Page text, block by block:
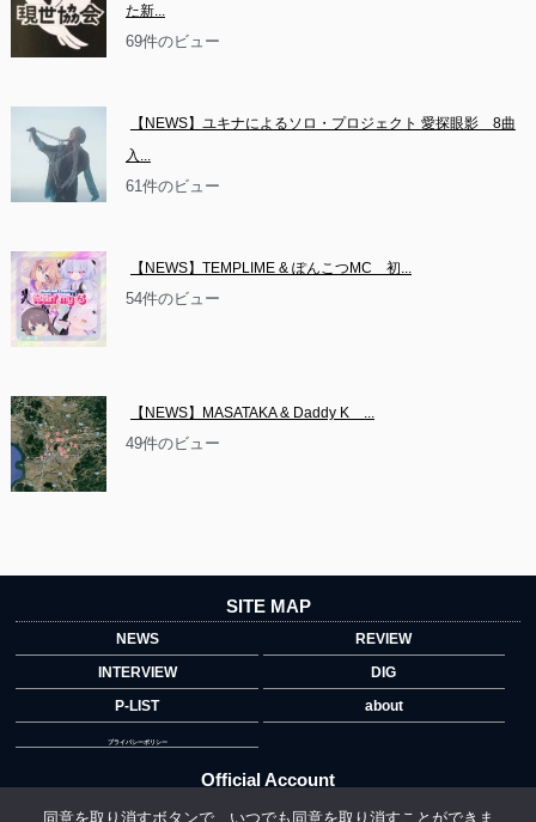
た新...
69件のビュー
【NEWS】ユキナによるソロ・プロジェクト 愛探眼影　8曲
入...
61件のビュー
【NEWS】TEMPLIME & ぽんこつMC　初...
54件のビュー
【NEWS】MASATAKA & Daddy K　...
49件のビュー
SITE MAP
NEWS
REVIEW
INTERVIEW
DIG
P-LIST
about
プライバシーポリシー
Official Account
同意を取り消すボタンで、いつでも同意を取り消すことができま